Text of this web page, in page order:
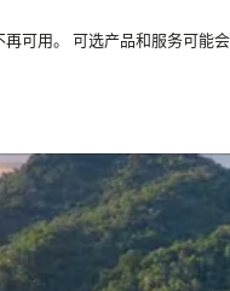
可用。 可选产品和服务可能会